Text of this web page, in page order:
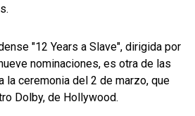
"12 Years a Slave", dirigida por
nominaciones, es otra de las
la ceremonia del 2 de marzo, que
Dolby, de Hollywood.